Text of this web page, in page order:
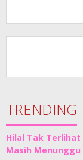
TRENDING
Hilal Tak Terlihat
Masih